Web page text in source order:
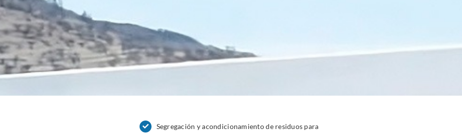
Segregación y acondicionamiento de residuos para